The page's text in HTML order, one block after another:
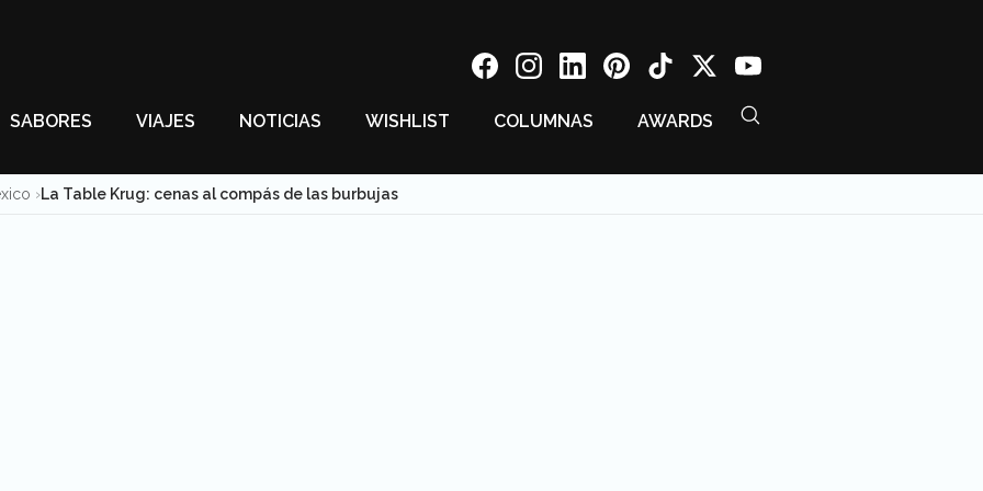
SABORES VIAJES NOTICIAS WISHLIST COLUMNAS AWARDS
La Table Krug: cenas al compás de las burbujas